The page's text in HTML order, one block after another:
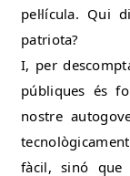
pel·lícula. Qui
patriota?
I, per
públiques és
nostre
fàcil, sinó que